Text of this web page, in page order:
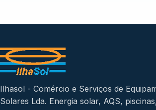
Ilhasol - Comércio e Serviços de
Solares Lda. Energia solar, AQS,